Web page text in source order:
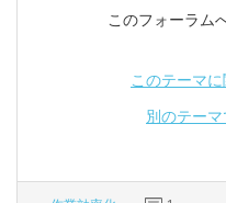
このフォーラム
このテーマ
別のテー